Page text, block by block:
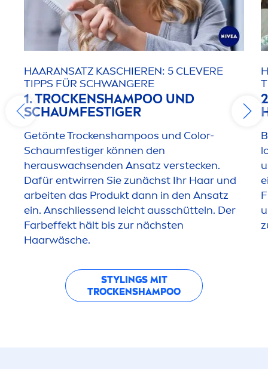
HAARANSATZ KASCHIEREN: 5 CLEVERE
TIPPS FÜR SCHWANGERE
1. TROCKENSHAMPOO UND
SCHAUMFESTIGER
Getönte Trockenshampoos und Color-
Schaumfestiger können den
herauswachsenden Ansatz verstecken.
Dafür entwirren Sie zunächst Ihr Haar und
arbeiten das Produkt dann in den Ansatz
ein. Anschliessend leicht ausschütteln. Der
Farbeffekt hält bis zur nächsten
Haarwäsche.
STYLINGS MIT
TROCKENSHAMPOO